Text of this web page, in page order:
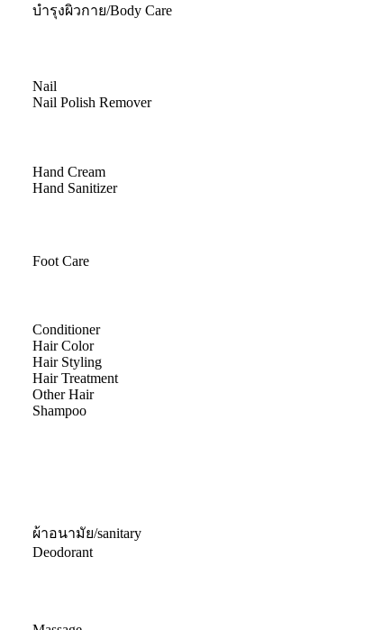
บำรุงผิวกาย/Body Care
Nail
Nail Polish Remover
Hand Cream
Hand Sanitizer
Foot Care
Conditioner
Hair Color
Hair Styling
Hair Treatment
Other Hair
Shampoo
ผ้าอนามัย/sanitary
Deodorant